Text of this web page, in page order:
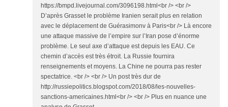
https://bmpd.livejournal.com/3096198.html<br /> <br />
D’après Grasset le problème Iranien serait plus en relation
avec le déplacement de Guérasimonv à Paris<br /> Là encore
une attaque massive de l’empire sur l’Iran pose d’énorme
problème. Le seul axe d’attaque est depuis les EAU. Ce
chemin d’accès est très étroit. La Russie fournira
renseignements et moyens. La Chine ne pourra pas rester
spectatrice. <br /> <br /> Un post très dur de
http://russiepolitics.blogspot.com/2018/08/les-nouvelles-
sanctions-americaines.html<br /> <br /> Plus en nuance une